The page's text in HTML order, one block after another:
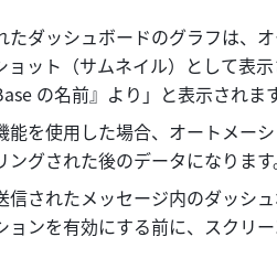
たダッシュボードのグラフは、
ット（サムネイル）として表
の名前』より」と表示されます
を使用した場合、オートメー
グされた後のデータになります
信されたメッセージ内のダッシ
ョンを有効にする前に、スクリ